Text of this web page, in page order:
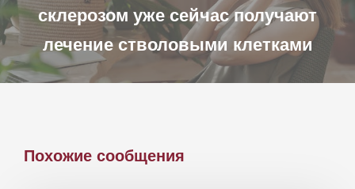
склерозом уже сейчас получают
лечение стволовыми клетками
Похожие сообщения